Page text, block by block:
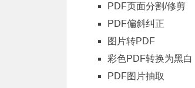
PDF页面分割/修剪
PDF偏斜纠正
图片转PDF
彩色PDF转换为黑白
PDF图片抽取